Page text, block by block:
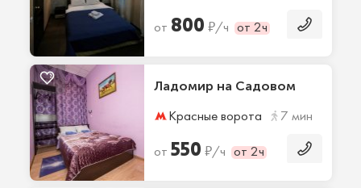
от 800 ₽/ч от 2ч
Ладомир на Садовом
Красные ворота 7 мин
от 550 ₽/ч от 2ч